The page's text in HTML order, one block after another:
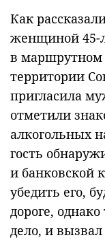
Как
женщиной 45-
в маршрутном
территории
пригласила
отметили
алкогольных
гость
и банковской
убедить его,
дороге,
дело, и